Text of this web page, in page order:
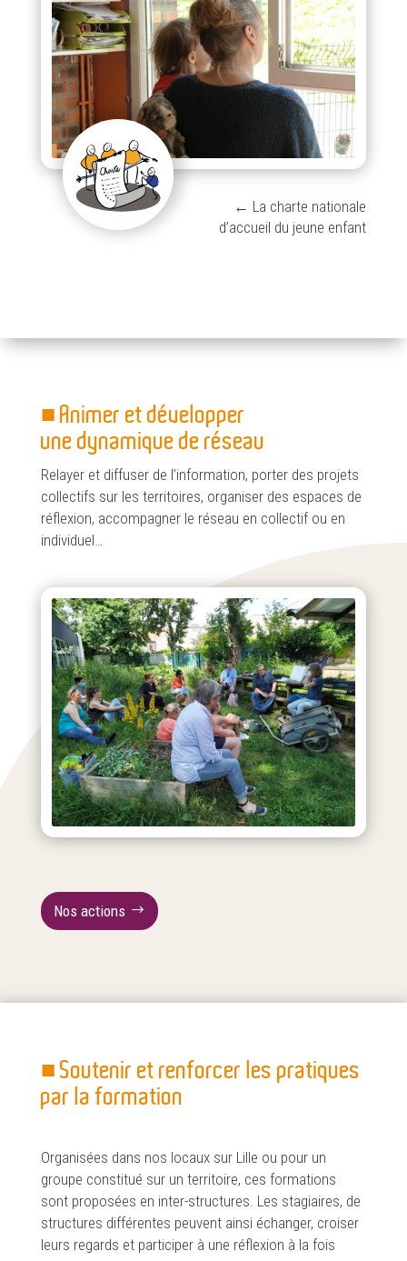
← La charte nationale
d’accueil du jeune enfant
■ Animer et développer
une dynamique de réseau
Relayer et diffuser de l’information, porter des projets
collectifs sur les territoires, organiser des espaces de
réflexion, accompagner le réseau en collectif ou en
individuel…
Nos actions
■ Soutenir et renforcer les pratiques
par la formation
Organisées dans nos locaux sur Lille ou pour un
groupe constitué sur un territoire, ces formations
sont proposées en inter-structures. Les stagiaires, de
structures différentes peuvent ainsi échanger, croiser
leurs regards et participer à une réflexion à la fois